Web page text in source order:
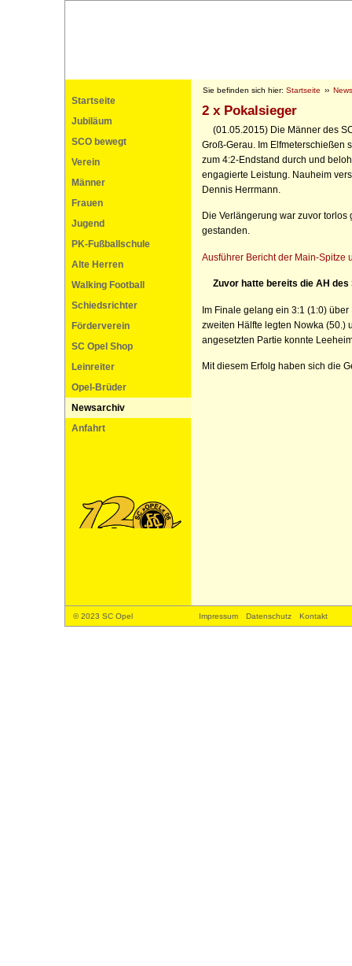
Startseite
Jubiläum
SCO bewegt
Verein
Männer
Frauen
Jugend
PK-Fußballschule
Alte Herren
Walking Football
Schiedsrichter
Förderverein
SC Opel Shop
Leinreiter
Opel-Brüder
Newsarchiv
Anfahrt
Sie befinden sich hier: Startseite ››
2 x Pokalsieger
(01.05.2015) Die Männer des
Groß-Gerau. Im Elfmeterschießen
zum 4:2-Endstand durch und
engagierte Leistung. Nauheim
Dennis Herrmann.
Die Verlängerung war zuvor
gestanden.
Ausführer Bericht der Main-Spitze
Zuvor hatte bereits die AH des
Im Finale gelang ein 3:1 (1:0)
zweiten Hälfte legten Nowka (50.)
angesetzten Partie konnte
Mit diesem Erfolg haben sich die
© 2023 SC Opel Impressum Datenschutz Kontakt